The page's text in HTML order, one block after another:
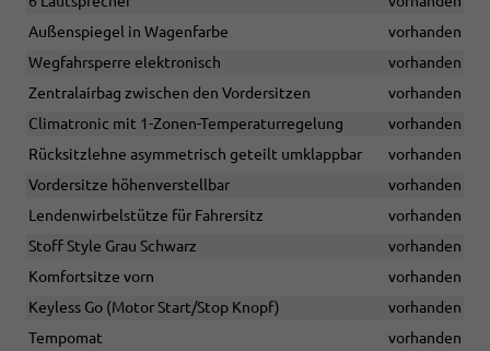
Außenspiegel in Wagenfarbe
vorhanden
Wegfahrsperre elektronisch
vorhanden
Zentralairbag zwischen den Vordersitzen
vorhanden
Climatronic mit 1-Zonen-Temperaturregelung
vorhanden
Rücksitzlehne asymmetrisch geteilt umklappbar
vorhanden
Vordersitze höhenverstellbar
vorhanden
Lendenwirbelstütze für Fahrersitz
vorhanden
Stoff Style Grau Schwarz
vorhanden
Komfortsitze vorn
vorhanden
Keyless Go (Motor Start/Stop Knopf)
vorhanden
Tempomat
vorhanden